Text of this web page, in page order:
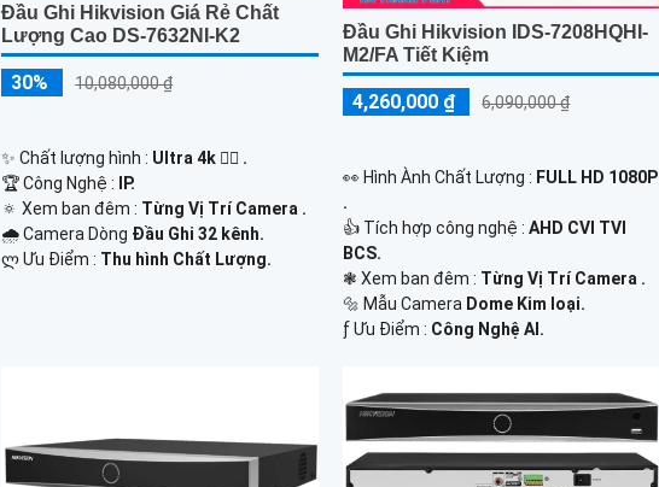
Đầu Ghi Hikvision Giá Rẻ Chất
Lượng Cao DS-7632NI-K2
30% 10,080,000 ₫
✨ Chất lượng hình : Ultra 4k 👍🏾 .
🏆 Công Nghệ :
IP.
🔅 Xem ban đêm : Từng Vị Trí Camera .
🌧️ Camera Dòng Đầu Ghi 32 kênh.
️ლ Ưu Điểm : Thu hình Chất Lượng.
Đầu Ghi Hikvision IDS-7208HQHI-
M2/FA Tiết Kiệm
4,260,000 ₫ 6,090,000 ₫
️👀 Hình Ành Chất Lượng : FULL HD 1080P
.
👍 Tích hợp công nghệ :AHD CVI TVI
BCS.
❃ Xem ban đêm : Từng Vị Trí Camera .
🔩 Mẫu Camera Dome Kim loại.
️ƒ Ưu Điểm : Công Nghệ AI.